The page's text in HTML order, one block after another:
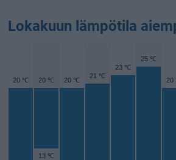
Lokakuun lämpötila
20 ℃ 20 ℃
13 ℃
20 ℃
21 ℃
23 ℃
25 ℃